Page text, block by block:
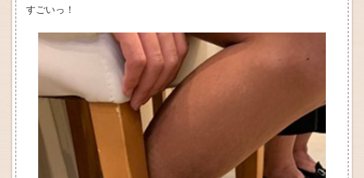
すごいっ！